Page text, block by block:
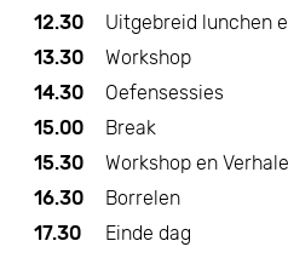
12.30
Uitgebreid lunchen
13.30
Workshop
14.30
Oefensessies
15.00
Break
15.30
Workshop en
16.30
Borrelen
17.30
Einde dag